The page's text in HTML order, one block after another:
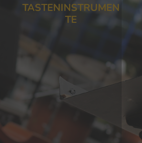
TASTENINSTRUMEN
TE